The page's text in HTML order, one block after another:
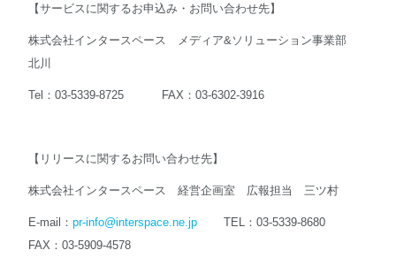
【サービスに関するお申込み・お問い合わせ先】
株式会社インタースペース メディア&ソリューション事業部
北川
Tel：03-5339-8725 FAX：03-6302-3916
【リリースに関するお問い合わせ先】
株式会社インタースペース 経営企画室 広報担当 三ツ村
E-mail： pr-info@interspace.ne.jpTEL：03-5339-8680
FAX：03-5909-4578